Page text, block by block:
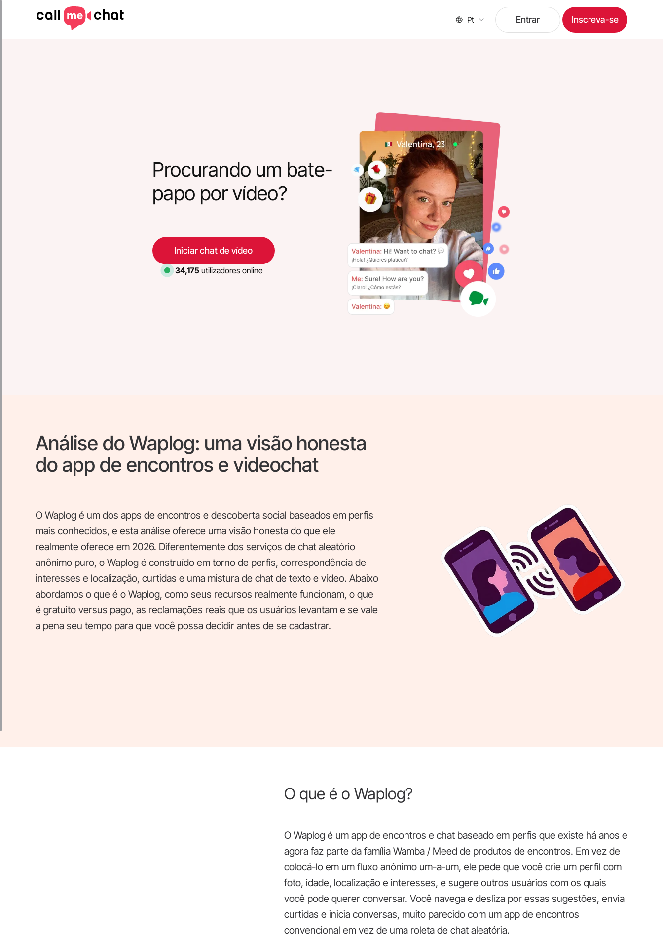
Pt Entrar Inscreva-se
Procurando um bate-
papo por vídeo?
Iniciar chat de vídeo
34,175utilizadores online
Análise do Waplog: uma visão honesta
do app de encontros e videochat
O Waplog é um dos apps de encontros e descoberta social baseados em perfis
mais conhecidos, e esta análise oferece uma visão honesta do que ele
realmente oferece em 2026. Diferentemente dos serviços de chat aleatório
anônimo puro, o Waplog é construído em torno de perfis, correspondência de
interesses e localização, curtidas e uma mistura de chat de texto e vídeo. Abaixo
abordamos o que é o Waplog, como seus recursos realmente funcionam, o que
é gratuito versus pago, as reclamações reais que os usuários levantam e se vale
a pena seu tempo para que você possa decidir antes de se cadastrar.
O que é o Waplog?
O Waplog é um app de encontros e chat baseado em perfis que existe há anos e
agora faz parte da família Wamba / Meed de produtos de encontros. Em vez de
colocá-lo em um fluxo anônimo um-a-um, ele pede que você crie um perfil com
foto, idade, localização e interesses, e sugere outros usuários com os quais
você pode querer conversar. Você navega e desliza por essas sugestões, envia
curtidas e inicia conversas, muito parecido com um app de encontros
convencional em vez de uma roleta de chat aleatória.